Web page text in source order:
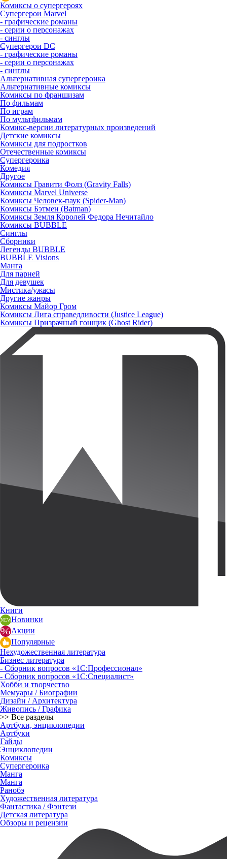
Комиксы о супергероях
Супергерои Marvel
- графические романы
- серии о персонажах
- синглы
Супергерои DC
- графические романы
- серии о персонажах
- синглы
Альтернативная супергероика
Альтернативные комиксы
Комиксы по франшизам
По фильмам
По играм
По мультфильмам
Комикс-версии литературных произведений
Детские комиксы
Комиксы для подростков
Отечественные комиксы
Супергероика
Комедия
Другое
Комиксы Гравити Фолз (Gravity Falls)
Комиксы Marvel Universe
Комиксы Человек-паук (Spider-Man)
Комиксы Бэтмен (Batman)
Комиксы Земля Королей Федора Нечитайло
Комиксы BUBBLE
Синглы
Сборники
Легенды BUBBLE
BUBBLE Visions
Манга
Для парней
Для девушек
Мистика/ужасы
Другие жанры
Комиксы Майор Гром
Комиксы Лига справедливости (Justice League)
Комиксы Призрачный гонщик (Ghost Rider)
Книги
Новинки
Акции
Популярные
Нехудожественная литература
Бизнес литература
- Сборник вопросов «1С:Профессионал»
- Сборник вопросов «1С:Специалист»
Хобби и творчество
Мемуары / Биографии
Дизайн / Архитектура
Живопись / Графика
>> Все разделы
Артбуки, энциклопедии
Артбуки
Гайды
Энциклопедии
Комиксы
Супергероика
Манга
Манга
Ранобэ
Художественная литература
Фантастика / Фэнтези
Детская литература
Обзоры и рецензии